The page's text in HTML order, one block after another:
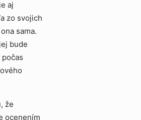
aj
zo svojich
sama.
bude
počas
že
ocenením